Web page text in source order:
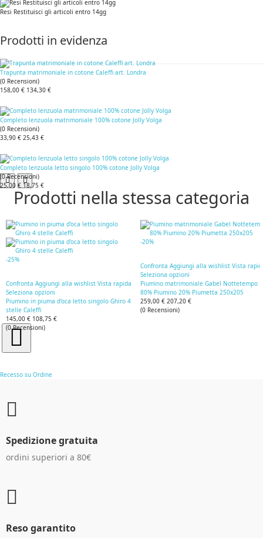
Resi Restituisci gli articoli entro 14gg
Prodotti in evidenza
Trapunta matrimoniale in cotone Caleffi art. Londra
(0 Recensioni)
158,00 € 134,30 €
Completo lenzuola matrimoniale 100% cotone Jolly Volga
(0 Recensioni)
33,90 € 25,43 €
Completo lenzuola letto singolo 100% cotone Jolly Volga
(0Recensioni)
25,00 € 18,75 €
Prodotti nella stessa categoria
-25%
Confronta Aggiungi alla wishlist Vista rapida
Seleziona opzioni
Piumino in piuma d'oca letto singolo Ghiro 4
stelle Caleffi
145,00 € 108,75 €
(0Recensioni)
-20%
Confronta Aggiungi alla wishlist Vista
Seleziona opzioni
Piumino matrimoniale Gabel Nottetempo
80% Piumino 20% Piumetta 250x205
259,00 € 207,20 €
(0 Recensioni)
Recesso su Ordine
Spedizione gratuita
ordini superiori a 80€
Reso garantito